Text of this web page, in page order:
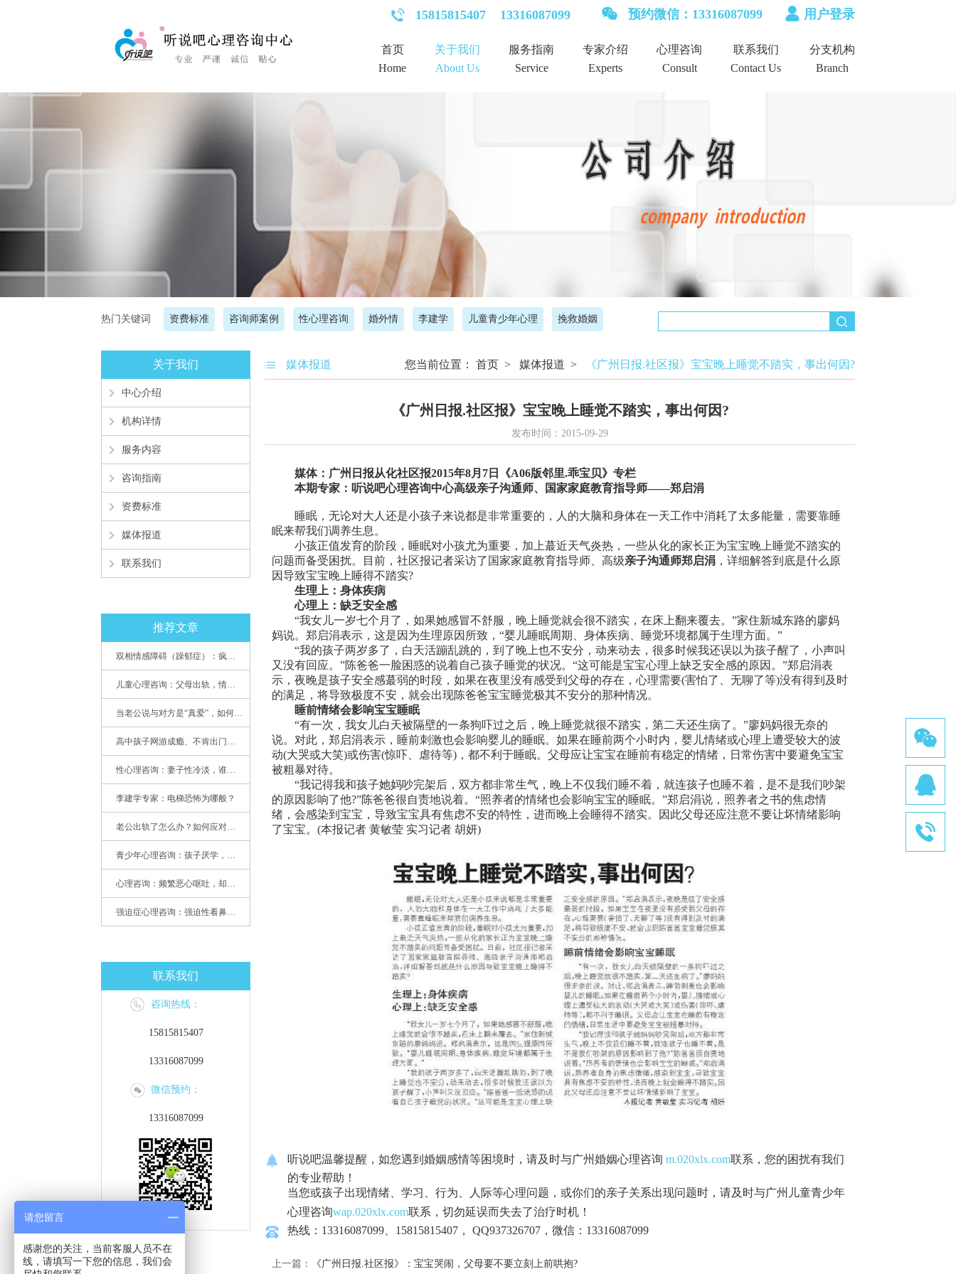
15815815407 13316087099 预约微信：13316087099 用户登录
首页
Home
关于我们
About Us
服务指南
Service
专家介绍
Experts
心理咨询
Consult
联系我们
Contact Us
分支机构
Branch
热门关键词 资费标准 咨询师案例 性心理咨询 婚外情 李建学 儿童青少年心理 挽救婚姻
关于我们
中心介绍
机构详情
服务内容
咨询指南
资费标准
媒体报道
联系我们
推荐文章
双相情感障碍（躁郁症）：疯子如何走向天才
儿童心理咨询：父母出轨，情感混乱孩子内心的隐秘
当老公说与对方是“真爱”，如何挽救婚姻？(始篇)
高中孩子网游成瘾、不肯出门，家长该怎么办？
性心理咨询：妻子性冷淡，谁之过
李建学专家：电梯恐怖为哪般？
老公出轨了怎么办？如何应对老公出轨？——婚姻心理专家为您支招
青少年心理咨询：孩子厌学，整天沉迷手机，网络成瘾，怎么办?
心理咨询：频繁恶心呕吐，却无身体异常
强迫症心理咨询：强迫性看鼻尖，害我无法学习
联系我们
咨询热线：
15815815407
13316087099
微信预约：
13316087099
媒体报道 您当前位置： 首页 > 媒体报道 > 《广州日报.社区报》宝宝晚上睡觉不踏实，事出何因?
《广州日报.社区报》宝宝晚上睡觉不踏实，事出何因?
发布时间：2015-09-29
媒体：广州日报从化社区报2015年8月7日《A06版邻里.乖宝贝》专栏
本期专家：听说吧心理咨询中心高级亲子沟通师、国家家庭教育指导师——郑启涓
睡眠，无论对大人还是小孩子来说都是非常重要的，人的大脑和身体在一天工作中消耗了太多能量，需要靠睡
眠来帮我们调养生息。
小孩正值发育的阶段，睡眠对小孩尤为重要，加上蕞近天气炎热，一些从化的家长正为宝宝晚上睡觉不踏实的
问题而备受困扰。目前，社区报记者采访了国家家庭教育指导师、高级亲子沟通师郑启涓 ，详细解答到底是什么原
因导致宝宝晚上睡得不踏实?
生理上：身体疾病
心理上：缺乏安全感
“我女儿一岁七个月了，如果她感冒不舒服，晚上睡觉就会很不踏实，在床上翻来覆去。”家住新城东路的廖妈
妈说。郑启涓表示，这是因为生理原因所致，“婴儿睡眠周期、身体疾病、睡觉环境都属于生理方面。”
“我的孩子两岁多了，白天活蹦乱跳的，到了晚上也不安分，动来动去，很多时候我还误以为孩子醒了，小声叫
又没有回应。”陈爸爸一脸困惑的说着自己孩子睡觉的状况。“这可能是宝宝心理上缺乏安全感的原因。”郑启涓表
示，夜晚是孩子安全感蕞弱的时段，如果在夜里没有感受到父母的存在，心理需要(害怕了、无聊了等)没有得到及时
的满足，将导致极度不安，就会出现陈爸爸宝宝睡觉极其不安分的那种情况。
睡前情绪会影响宝宝睡眠
“有一次，我女儿白天被隔壁的一条狗吓过之后，晚上睡觉就很不踏实，第二天还生病了。”廖妈妈很无奈的
说。对此，郑启涓表示，睡前刺激也会影响婴儿的睡眠。如果在睡前两个小时内，婴儿情绪或心理上遭受较大的波
动(大哭或大笑)或伤害(惊吓、虐待等)，都不利于睡眠。父母应让宝宝在睡前有稳定的情绪，日常伤害中要避免宝宝
被粗暴对待。
“我记得我和孩子她妈吵完架后，双方都非常生气，晚上不仅我们睡不着，就连孩子也睡不着，是不是我们吵架
的原因影响了他?”陈爸爸很自责地说着。“照养者的情绪也会影响宝宝的睡眠。”郑启涓说，照养者之书的焦虑情
绪，会感染到宝宝，导致宝宝具有焦虑不安的特性，进而晚上会睡得不踏实。因此父母还应注意不要让坏情绪影响
了宝宝。(本报记者 黄敏莹 实习记者 胡妍)
听说吧温馨提醒，如您遇到婚姻感情等困境时，请及时与广州婚姻心理咨询 m.020xlx.com联系，您的困扰有我们
的专业帮助！
当您或孩子出现情绪、学习、行为、人际等心理问题，或你们的亲子关系出现问题时，请及时与广州儿童青少年
心理咨询wap.020xlx.com联系，切勿延误而失去了治疗时机！
热线：13316087099、15815815407， QQ937326707，微信：13316087099
上一篇： 《广州日报.社区报》：宝宝哭闹，父母要不要立刻上前哄抱?
请您留言
感谢您的关注，当前客服人员不在
线，请填写一下您的信息，我们会